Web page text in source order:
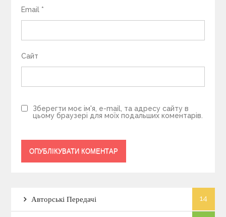
Email *
Сайт
Зберегти моє ім'я, e-mail, та адресу сайту в
цьому браузері для моїх подальших коментарів.
Авторські Передачі 14